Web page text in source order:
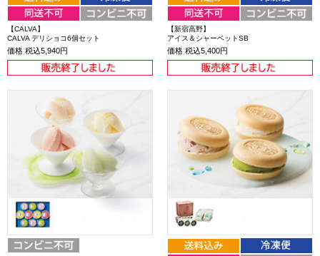
【CALVA】
CALVA デリショコ6個セット
価格 税込5,940円
【新宿高野】
アイス＆シャーベットSB
価格 税込5,400円